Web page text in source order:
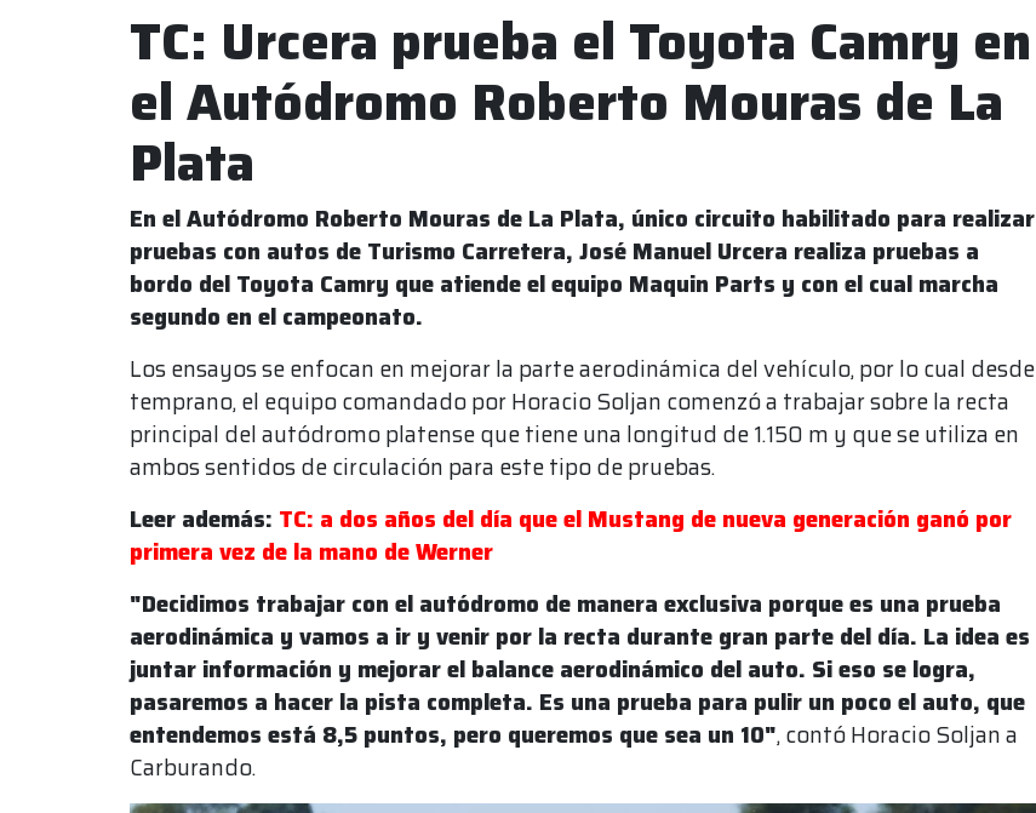
TC: Urcera prueba el Toyota Camry en
el Autódromo Roberto Mouras de La
Plata
En el Autódromo Roberto Mouras de La Plata, único circuito habilitado para realizar
pruebas con autos de Turismo Carretera, José Manuel Urcera realiza pruebas a
bordo del Toyota Camry que atiende el equipo Maquin Parts y con el cual marcha
segundo en el campeonato.
Los ensayos se enfocan en mejorar la parte aerodinámica del vehículo, por lo cual desde
temprano, el equipo comandado por Horacio Soljan comenzó a trabajar sobre la recta
principal del autódromo platense que tiene una longitud de 1.150 m y que se utiliza en
ambos sentidos de circulación para este tipo de pruebas.
Leer además: TC: a dos años del día que el Mustang de nueva generación ganó por
primera vez de la mano de Werner
"Decidimos trabajar con el autódromo de manera exclusiva porque es una prueba
aerodinámica y vamos a ir y venir por la recta durante gran parte del día. La idea es
juntar información y mejorar el balance aerodinámico del auto. Si eso se logra,
pasaremos a hacer la pista completa. Es una prueba para pulir un poco el auto, que
entendemos está 8,5 puntos, pero queremos que sea un 10", contó Horacio Soljan a
Carburando.